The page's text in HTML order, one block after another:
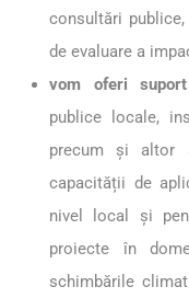
consultări
de evaluare a
vom oferi
publice locale,
precum și altor
capacității de
nivel local și
proiecte în
schimbările